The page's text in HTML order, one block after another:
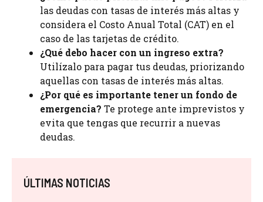
las deudas con tasas de interés más altas y
considera el Costo Anual Total (CAT) en el
caso de las tarjetas de crédito.
¿Qué debo hacer con un ingreso extra?
Utilízalo para pagar tus deudas, priorizando
aquellas con tasas de interés más altas.
¿Por qué es importante tener un fondo de
emergencia? Te protege ante imprevistos y
evita que tengas que recurrir a nuevas
deudas.
ÚLTIMAS NOTICIAS